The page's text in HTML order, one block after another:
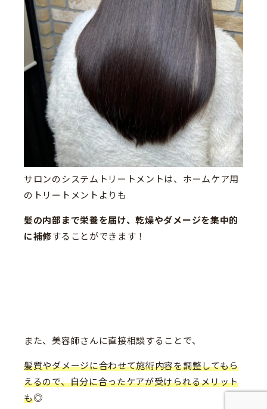
サロンのシステムトリートメントは、ホームケア用
のトリートメントよりも
髪の内部まで栄養を届け、乾燥やダメージを集中的
に補修することができます！
また、美容師さんに直接相談することで、
髪質やダメージに合わせて施術内容を調整してもら
えるので、自分に合ったケアが受けられるメリット
も◎